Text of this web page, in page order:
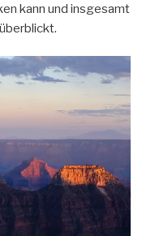
kann und insgesamt